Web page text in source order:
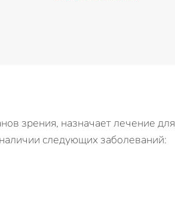
зрения, назначает лечение для
следующих заболеваний: